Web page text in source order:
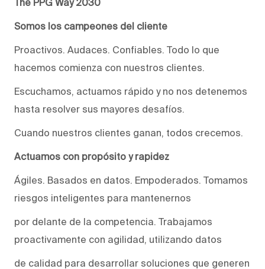
The PPG Way 2030
Somos los campeones del cliente
Proactivos. Audaces. Confiables. Todo lo que
hacemos comienza con nuestros clientes.
Escuchamos, actuamos rápido y no nos detenemos
hasta resolver sus mayores desafíos.
Cuando nuestros clientes ganan, todos crecemos.
Actuamos con propósito y rapidez
Ágiles. Basados en datos. Empoderados. Tomamos
riesgos inteligentes para mantenernos
por delante de la competencia. Trabajamos
proactivamente con agilidad, utilizando datos
de calidad para desarrollar soluciones que generen